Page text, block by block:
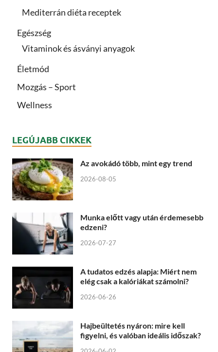
Mediterrán diéta receptek
Egészség
Vitaminok és ásványi anyagok
Életmód
Mozgás – Sport
Wellness
LEGÚJABB CIKKEK
Az avokádó több, mint egy trend
2026-08-05
Munka előtt vagy után érdemesebb
edzeni?
2026-07-27
A tudatos edzés alapja: Miért nem
elég csak a kalóriákat számolni?
2026-06-26
Hajbeültetés nyáron: mire kell
figyelni, és valóban ideális időszak?